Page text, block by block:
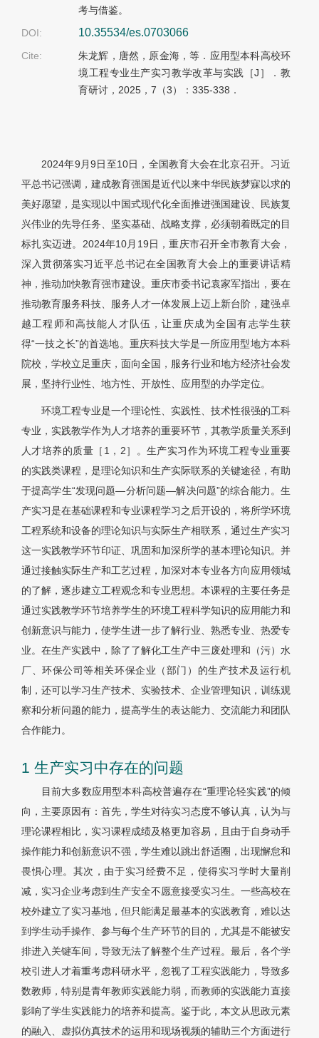
考与借鉴。
DOI:
10.35534/es.0703066
Cite:
朱龙辉，唐然，原金海，等．应用型本科高校环
境工程专业生产实习教学改革与实践［J］．教
育研讨，2025，7（3）：335-338．
2024年9月9日至10日，全国教育大会在北京召开。习近
平总书记强调，建成教育强国是近代以来中华民族梦寐以求的
美好愿望，是实现以中国式现代化全面推进强国建设、民族复
兴伟业的先导任务、坚实基础、战略支撑，必须朝着既定的目
标扎实迈进。2024年10月19日，重庆市召开全市教育大会，
深入贯彻落实习近平总书记在全国教育大会上的重要讲话精
神，推动加快教育强市建设。重庆市委书记袁家军指出，要在
推动教育服务科技、服务人才一体发展上迈上新台阶，建强卓
越工程师和高技能人才队伍，让重庆成为全国有志学生获
得“一技之长”的首选地。重庆科技大学是一所应用型地方本科
院校，学校立足重庆，面向全国，服务行业和地方经济社会发
展，坚持行业性、地方性、开放性、应用型的办学定位。
环境工程专业是一个理论性、实践性、技术性很强的工科
专业，实践教学作为人才培养的重要环节，其教学质量关系到
人才培养的质量 ［1，2］。生产实习作为环境工程专业重要
的实践类课程，是理论知识和生产实际联系的关键途径，有助
于提高学生“发现问题—分析问题—解决问题”的综合能力。生
产实习是在基础课程和专业课程学习之后开设的，将所学环境
工程系统和设备的理论知识与实际生产相联系，通过生产实习
这一实践教学环节印证、巩固和加深所学的基本理论知识。并
通过接触实际生产和工艺过程，加深对本专业各方向应用领域
的了解，逐步建立工程观念和专业思想。本课程的主要任务是
通过实践教学环节培养学生的环境工程科学知识的应用能力和
创新意识与能力，使学生进一步了解行业、熟悉专业、热爱专
业。在生产实践中，除了了解化工生产中三废处理和（污）水
厂、环保公司等相关环保企业（部门）的生产技术及运行机
制，还可以学习生产技术、实验技术、企业管理知识，训练观
察和分析问题的能力，提高学生的表达能力、交流能力和团队
合作能力。
1 生产实习中存在的问题
目前大多数应用型本科高校普遍存在“重理论轻实践”的倾
向，主要原因有：首先，学生对待实习态度不够认真，认为与
理论课程相比，实习课程成绩及格更加容易，且由于自身动手
操作能力和创新意识不强，学生难以跳出舒适圈，出现懈怠和
畏惧心理。其次，由于实习经费不足，使得实习学时大量削
减，实习企业考虑到生产安全不愿意接受实习生。一些高校在
校外建立了实习基地，但只能满足最基本的实践教育，难以达
到学生动手操作、参与每个生产环节的目的，尤其是不能被安
排进入关键车间，导致无法了解整个生产过程。最后，各个学
校引进人才着重考虑科研水平，忽视了工程实践能力，导致多
数教师，特别是青年教师实践能力弱，而教师的实践能力直接
影响了学生实践能力的培养和提高。鉴于此，本文从思政元素
的融入、虚拟仿真技术的运用和现场视频的辅助三个方面进行